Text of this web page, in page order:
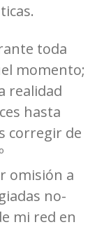
toda
momento;
realidad
hasta
corregir de
omisión a
no-
mi red en